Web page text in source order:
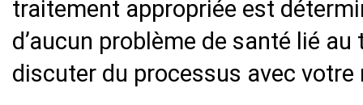
traitement appropriée est
d’aucun problème de santé lié
discuter du processus avec votre